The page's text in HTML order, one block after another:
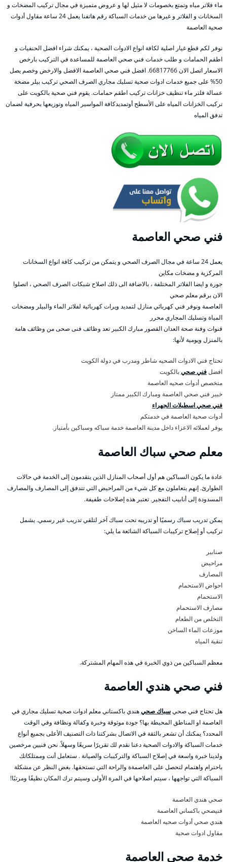
ماء فلاتر مياه وتمتع بخصومات لا مثيل لها و عروض متميزة في مجال تركيب المضخات و
السخانات و الفلاتر و غيرها من خدمات السباكة رقم هاتفنا يعمل 24 ساعة مقاول أدوات
صحية العاصمة
نوفر لكم قطع غيار اصلية لكافة انواع الادوات الصحية ، يمكنك شراء افضل الحنفيات و
اطقم الحمامات و طلب خدمات فني صحي العاصمة للمساعدة في التركيب بارخص
الاسعار اتصل الان 66817766. افضل فني صحي العاصمة الافضل والارخض وخصم يصل
50% على جميع خدمات ادوات صحية تسليك مجاري الصرف الصحي تركيب بيلر مضخة
عسالة فلتر ماء تنظيف خزانات تركيب اطقم حمامات. يقوم فني صحية بالكويت على
تركيب الخزانات المياه على الأسطح أوتمديدكافة المواسير المياه وتوزيعها بحرفية لضمان
تدفق المياه
فني صحي العاصمة
يعمل 24 ساعة في مجال الصرف الصحي و يتمكن من تركيب كافة انواع السخانات
المركزية و مضخات مكاين
جورة و ايضا الفلاتر المختلفة ، بالاضافة الى ذلك اصلاح شبكات الصرف الصحي ، اتصلوا
الان برقم معلم صحي
العاصمة ونوفر فني كهربائي منازل لتمديد ويرات كهربائية لفلاتر الماء والبيلر ومضخات
المياة وتسليك المجاري محرر
قنوات وفنة صحة العدان القصور مبارك الكبير تعد وظائف فنى صحى من وظائف هامة
بالمنزل ويومية لأنها:
تحتاج فني الادوات الصحيه شاطر ومدرب في دولة الكويت
افضلفني صحيبالكويت
متخصص أدوات صحيه العاصمة
خبير فني صحي العاصمة ومبارك الكبير ممتاز
فني صحي اسطبلات الجهراء
أدوات صحية العاصمة في خدمتكم
يوفر لعملائه الاعزاء داخل مدينة العاصمة خدمة سباكه وسباكين بأمتياز.
معلم صحي سباك العاصمة
عادة ما يكون السباكين هم أول أصحاب المنازل الذين يتقدمون إلى الخدمة في حالات
الطوارئ. إنهم يتعاملون مع كل شيء من المراحيض التي تتدفق إلى المصارف والمصارف
المسدودة إلى أنابيب التفجير. تعتبر هذه إصلاحات طفيفة.
يمكن تدريب سباك رسميًا أو تدريبه تحت سباك آخر لتلقي تدريب غير رسمي. يشمل
تركيب أو إصلاح تركيبات السباكة الشائعة ما يلي:
صنابير
مراحيض
المصارف
احواض الاستحمام
الاستحمام
مصارف الاستحمام
التخلص من الطعام
موزعات الماء الساخن
تنقية المياه
معظم السباكين من ذوي الخبرة في هذه المهام المشتركة.
فني صحي هندي العاصمة
هل تحتاج فني صحيسباك صحيهندي باكستاني معلم ادوات صحية تسليك مجاري في
العاصمة او المناطق المحيطة بها؟ جودة موثوقة وخبرة وكفالة ونظافة وفي الوقت
المحدد؟ يمكنك أن تشعر بالثقة في الاتصال بشركتنا ذات التصنيف الأعلى بجميع أنواع
خدمات السباكة والادوات الصحية دعنا نقدم لك تقريرًا سريعًا وسهلاً. نحن فنيين مرخصين
ولدينا خبرة واسعة في إصلاح السباكة والتركيبات والصيانة . ستعامل أنت وممتلكاتك
باحترام واهتمام لتحصل على العاصمةة والراحة التي تستحقها. بغض النظر عن مشكلة
السباكة التي تواجهها ، سيتم اصلاحها في المرة الأولى وسيتم ترك المكان نظيفًا ومرتبًا!
صحي هندي العاصمة
فنيصحي باكساني العاصمة
هندي صحي أدوات صحيه العاصمة
مقاول ادوات صحية
خدمة صحي العاصمة